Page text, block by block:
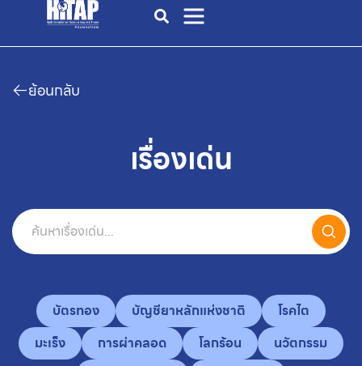
ย้อนกลับ
เรื่องเด่น
บัตรทอง บัญชียาหลักแห่งชาติ
โรคไต
มะเร็ง
การผ่าคลอด โลกร้อน
นวัตกรรม